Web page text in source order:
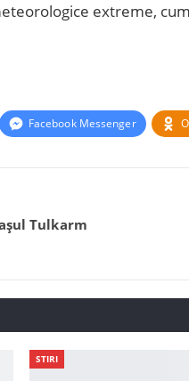
extreme,
Facebook Messenger
Tulkarm
STIRI